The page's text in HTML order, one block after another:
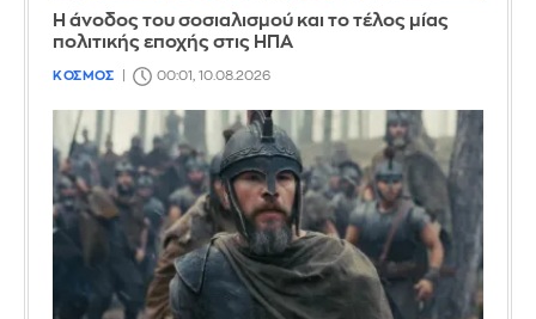
Η άνοδος του σοσιαλισμού και το τέλος μίας
πολιτικής εποχής στις ΗΠΑ
ΚΟΣΜΟΣ 00:01, 10.08.2026